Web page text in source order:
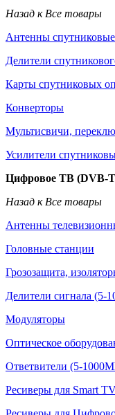
Назад к Все товары
Антенны спутниковые
Делители
Карты спутниковых
Конверторы
Мультисвичи,
Усилители
Цифровое ТВ (DVB-
Назад к Все товары
Антенны
Головные станции
Грозозащита,
Делители сигнала (5-
Модуляторы
Оптическое
Ответвители (5-
Ресиверы для Smart